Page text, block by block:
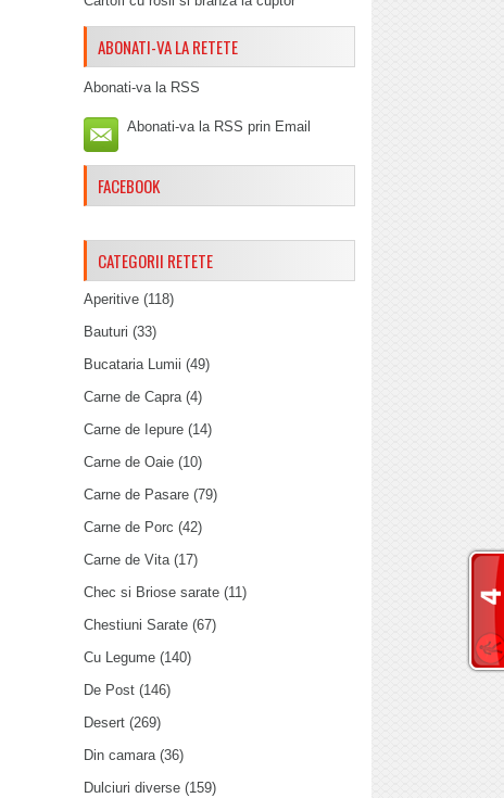
ABONATI-VA LA RETETE
Abonati-va la RSS
Abonati-va la RSS prin Email
FACEBOOK
CATEGORII RETETE
Aperitive (118)
Bauturi (33)
Bucataria Lumii (49)
Carne de Capra(4)
Carne de Iepure (14)
Carne de Oaie (10)
Carne de Pasare (79)
Carne de Porc (42)
Carne de Vita(17)
Chec si Briose sarate (11)
Chestiuni Sarate (67)
Cu Legume (140)
De Post (146)
Desert (269)
Din camara(36)
Dulciuri diverse (159)